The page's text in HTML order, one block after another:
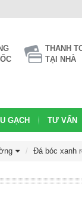
THANH
TẠI NHÀ
GẠCH TƯ VẤN
Đá bóc xanh